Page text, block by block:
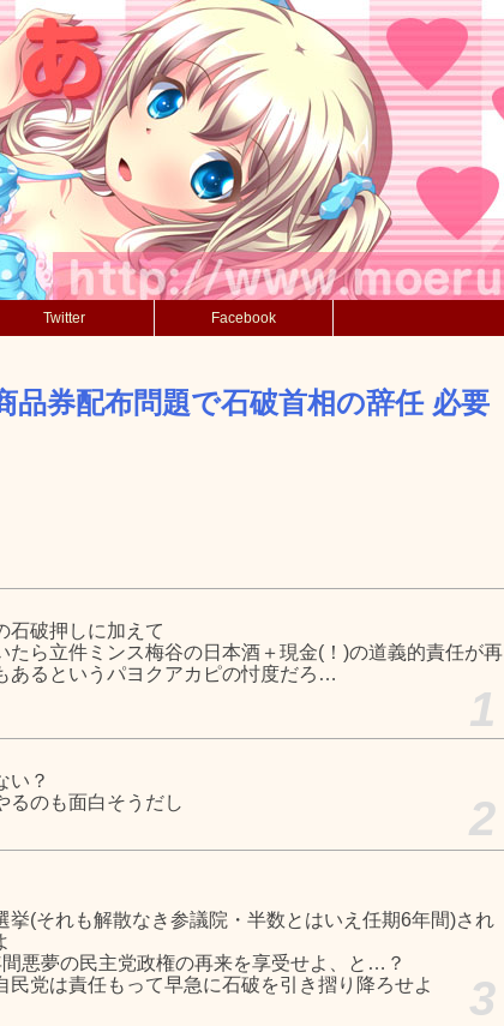
Twitter Facebook
品券配布問題で石破首相の辞任 必要
石破押しに加えて
たら立件ミンス梅谷の日本酒＋現金(！)の道義的責任が再
あるというパヨクアカピの忖度だろ…
1
い？
るのも面白そうだし
2
挙(それも解散なき参議院・半数とはいえ任期6年間)され
悪夢の民主党政権の再来を享受せよ、と…？
民党は責任もって早急に石破を引き摺り降ろせよ
3